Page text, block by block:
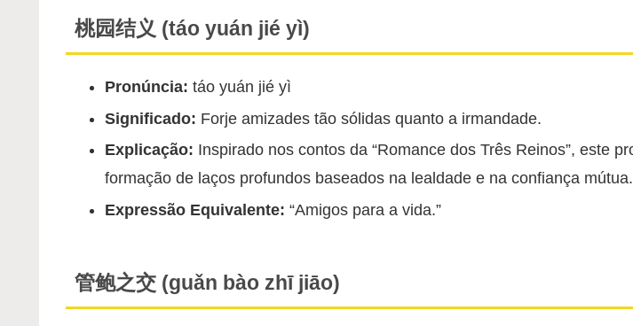
桃园结义 (táo yuán jié yì)
Pronúncia: táo yuán jié yì
Significado: Forje amizades tão sólidas quanto a irmandade.
Explicação: Inspirado nos contos da “Romance dos Três Reinos”, este
formação de laços profundos baseados na lealdade e na confiança mútua.
Expressão Equivalente: “Amigos para a vida.”
管鲍之交 (guǎn bào zhī jiāo)